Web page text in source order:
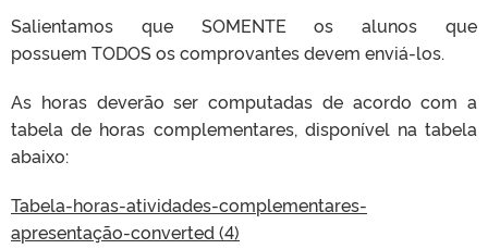
Salientamos que SOMENTE os alunos que
possuem TODOS os comprovantes devem enviá-los.
As horas deverão ser computadas de acordo com a
tabela de horas complementares, disponível na tabela
abaixo:
Tabela-horas-atividades-complementares-
apresentação-converted (4)